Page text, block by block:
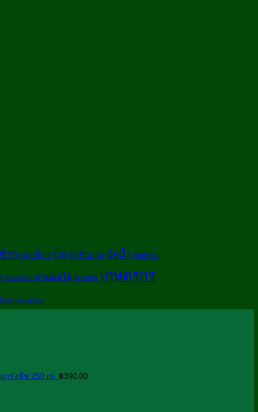
าว ปลูกข้าว ปุ๋ย ปุ๋ยชีวภาพ ปุ๋ยน้ำ ปุ๋ยพืชสด
สวนทุเรียน สวนผลไม้ เกษตร เกษตรกร
ญจร ไร่เทพโกลด์
กร่งพืช 250 ml. ฿390.00